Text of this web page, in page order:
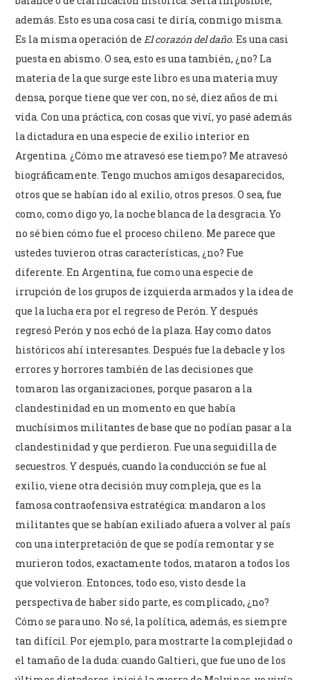
además. Esto es una cosa casi te diría, conmigo misma.
Es la misma operación deEl corazón del daño. Es una casi
puesta en abismo. O sea, esto es una también, ¿no? La
materia de la que surge este libro es una materia muy
densa, porque tiene que ver con, no sé, diez años de mi
vida. Con una práctica, con cosas que viví, yo pasé además
la dictadura en una especie de exilio interior en
Argentina. ¿Cómo me atravesó ese tiempo? Me atravesó
biográficamente. Tengo muchos amigos desaparecidos,
otros que se habían ido al exilio, otros presos. O sea, fue
como, como digo yo, la noche blanca de la desgracia. Yo
no sé bien cómo fue el proceso chileno. Me parece que
ustedes tuvieron otras características, ¿no? Fue
diferente. En Argentina, fue como una especie de
irrupción de los grupos de izquierda armados y la idea de
que la lucha era por el regreso de Perón. Y después
regresó Perón y nos echó de la plaza. Hay como datos
históricos ahí interesantes. Después fue la debacle y los
errores y horrores también de las decisiones que
tomaron las organizaciones, porque pasaron a la
clandestinidad en un momento en que había
muchísimos militantes de base que no podían pasar a la
clandestinidad y que perdieron. Fue una seguidilla de
secuestros. Y después, cuando la conducción se fue al
exilio, viene otra decisión muy compleja, que es la
famosa contraofensiva estratégica: mandaron a los
militantes que se habían exiliado afuera a volver al país
con una interpretación de que se podía remontar y se
murieron todos, exactamente todos, mataron a todos los
que volvieron. Entonces, todo eso, visto desde la
perspectiva de haber sido parte, es complicado, ¿no?
Cómo se para uno. No sé, la política, además, es siempre
tan difícil. Por ejemplo, para mostrarte la complejidad o
el tamaño de la duda: cuando Galtieri, que fue uno de los